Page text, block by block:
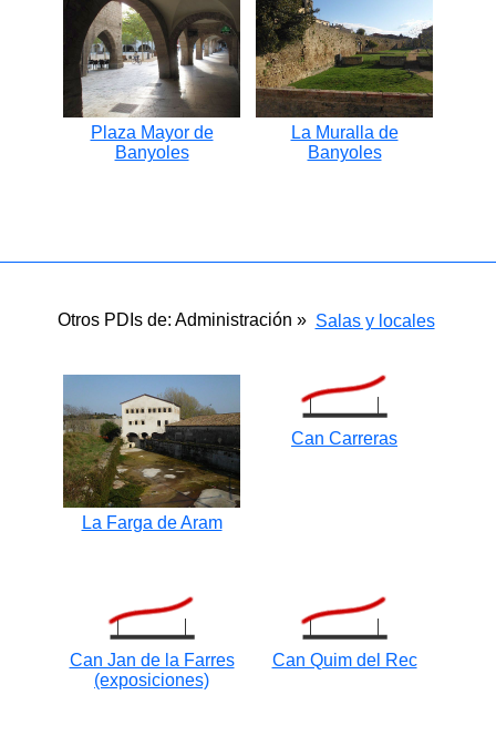
Plaza Mayor de
Banyoles
La Muralla de
Banyoles
Otros PDIs de: Administración » Salas y locales
La Farga de Aram
Can Carreras
Can Jan de la Farres
(exposiciones)
Can Quim del Rec